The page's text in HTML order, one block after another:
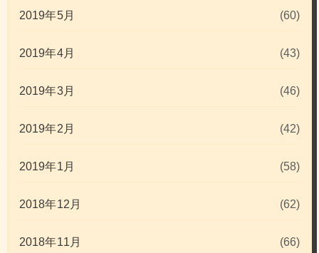
2019年5月 (60)
2019年4月 (43)
2019年3月 (46)
2019年2月 (42)
2019年1月 (58)
2018年12月 (62)
2018年11月 (66)